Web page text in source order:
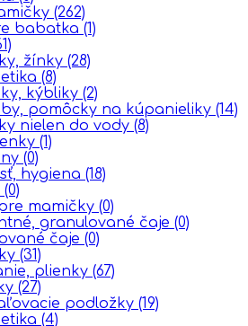
(262)
babatka (1)
žínky (28)
(8)
kýbliky (2)
pomôcky na kúpanieliky (14)
nielen do vody (8)
(1)
(0)
hygiena (18)
(0)
mamičky (0)
granulované čaje (0)
čaje (0)
(31)
plienky (67)
(27)
podložky (19)
(4)